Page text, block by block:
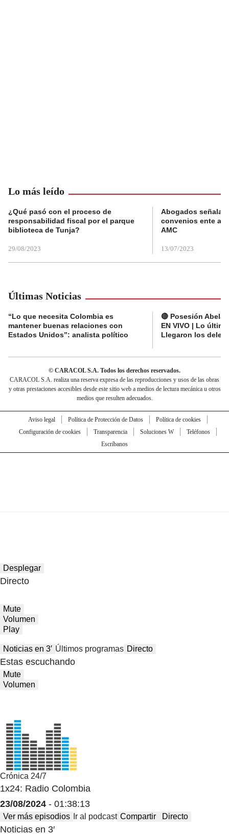
Lo más leído
¿Qué pasó con el proceso de
responsabilidad fiscal por el parque
biblioteca de Tunja?
29/08/2023
Abogados
convenios ente
AMC
13/07/2023
Últimas Noticias
“Lo que necesita Colombia es
mantener buenas relaciones con
Estados Unidos”: analista político
🔴 Posesión
EN VIVO | Lo
Llegaron los
© CARACOL S.A. Todos los derechos reservados.
CARACOL S.A. realiza una reserva expresa de las reproducciones y usos de las obras
y otras prestaciones accesibles desde este sitio web a medios de lectura mecánica u otros
medios que resulten adecuados.
Aviso legal Política de Protección de Datos
Política de cookies
Configuración de cookies
Transparencia Soluciones W
Teléfonos
Escríbanos
Desplegar
Directo
Mute
Volumen
Play
Noticias en 3′ Últimos programas Directo
Estas escuchando
Mute
Volumen
Crónica 24/7
1x24: Radio Colombia
23/08/2024 - 01:38:13
Ver más episodios Ir al podcast Compartir Directo
Noticias en 3′